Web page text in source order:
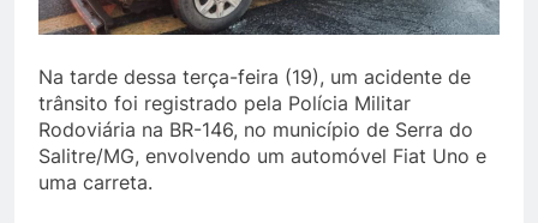
Na tarde dessa terça-feira (19), um acidente de
trânsito foi registrado pela Polícia Militar
Rodoviária na BR-146, no município de Serra do
Salitre/MG, envolvendo um automóvel Fiat Uno e
uma carreta.